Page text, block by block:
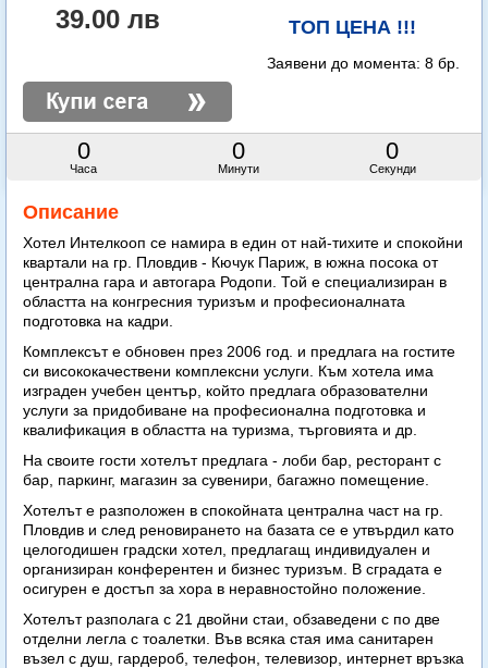
39.00 лв
ТОП ЦЕНА !!!
0
Часа
0
Минути
0
Секунди
Заявени до момента: 8 бр.
Описание
Хотел Интелкооп се намира в един от най-тихите и спокойни
квартали на гр. Пловдив - Кючук Париж, в южна посока от
централна гара и автогара Родопи. Той е специализиран в
областта на конгресния туризъм и професионалната
подготовка на кадри.
Комплексът е обновен през 2006 год. и предлага на гостите
си висококачествени комплексни услуги. Към хотела има
изграден учебен център, който предлага образователни
услуги за придобиване на професионална подготовка и
квалификация в областта на туризма, търговията и др.
На своите гости хотелът предлага - лоби бар, ресторант с
бар, паркинг, магазин за сувенири, багажно помещение.
Хотелът е разположен в спокойната централна част на гр.
Пловдив и след реновирането на базата се е утвърдил като
целогодишен градски хотел, предлагащ индивидуален и
организиран конферентен и бизнес туризъм. В сградата е
осигурен е достъп за хора в неравностойно положение.
Хотелът разполага с 21 двойни стаи, обзаведени с по две
отделни легла с тоалетки. Във всяка стая има санитарен
възел с душ, гардероб, телефон, телевизор, интернет връзка